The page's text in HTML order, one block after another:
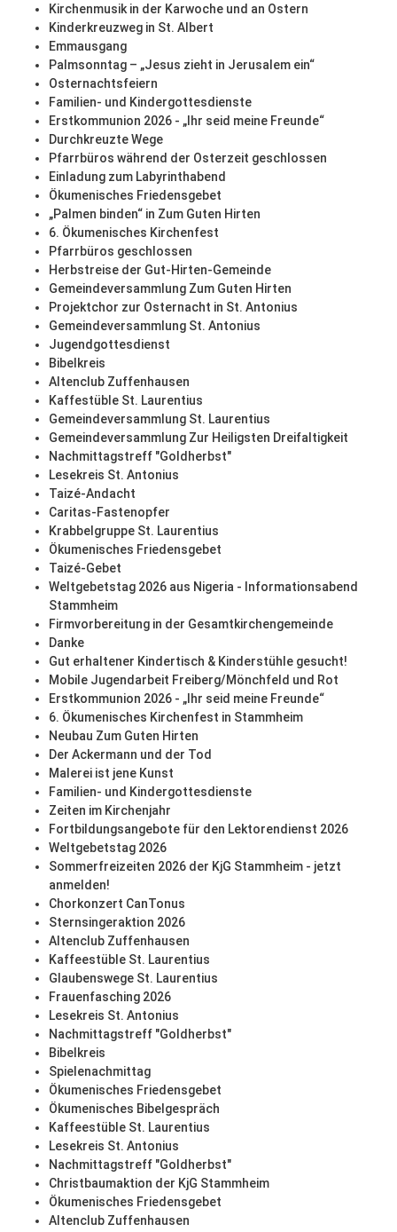
Kirchenmusik in der Karwoche und an Ostern
Kinderkreuzweg in St. Albert
Emmausgang
Palmsonntag – „Jesus zieht in Jerusalem ein“
Osternachtsfeiern
Familien- und Kindergottesdienste
Erstkommunion 2026 - „Ihr seid meine Freunde“
Durchkreuzte Wege
Pfarrbüros während der Osterzeit geschlossen
Einladung zum Labyrinthabend
Ökumenisches Friedensgebet
„Palmen binden“ in Zum Guten Hirten
6. Ökumenisches Kirchenfest
Pfarrbüros geschlossen
Herbstreise der Gut-Hirten-Gemeinde
Gemeindeversammlung Zum Guten Hirten
Projektchor zur Osternacht in St. Antonius
Gemeindeversammlung St. Antonius
Jugendgottesdienst
Bibelkreis
Altenclub Zuffenhausen
Kaffestüble St. Laurentius
Gemeindeversammlung St. Laurentius
Gemeindeversammlung Zur Heiligsten Dreifaltigkeit
Nachmittagstreff "Goldherbst"
Lesekreis St. Antonius
Taizé-Andacht
Caritas-Fastenopfer
Krabbelgruppe St. Laurentius
Ökumenisches Friedensgebet
Taizé-Gebet
Weltgebetstag 2026 aus Nigeria - Informationsabend
Stammheim
Firmvorbereitung in der Gesamtkirchengemeinde
Danke
Gut erhaltener Kindertisch & Kinderstühle gesucht!
Mobile Jugendarbeit Freiberg/Mönchfeld und Rot
Erstkommunion 2026 - „Ihr seid meine Freunde“
6. Ökumenisches Kirchenfest in Stammheim
Neubau Zum Guten Hirten
Der Ackermann und der Tod
Malerei ist jene Kunst
Familien- und Kindergottesdienste
Zeiten im Kirchenjahr
Fortbildungsangebote für den Lektorendienst 2026
Weltgebetstag 2026
Sommerfreizeiten 2026 der KjG Stammheim - jetzt
anmelden!
Chorkonzert CanTonus
Sternsingeraktion 2026
Altenclub Zuffenhausen
Kaffeestüble St. Laurentius
Glaubenswege St. Laurentius
Frauenfasching 2026
Lesekreis St. Antonius
Nachmittagstreff "Goldherbst"
Bibelkreis
Spielenachmittag
Ökumenisches Friedensgebet
Ökumenisches Bibelgespräch
Kaffeestüble St. Laurentius
Lesekreis St. Antonius
Nachmittagstreff "Goldherbst"
Christbaumaktion der KjG Stammheim
Ökumenisches Friedensgebet
Altenclub Zuffenhausen